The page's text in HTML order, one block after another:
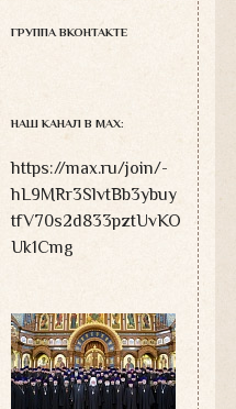
ГРУППА ВКОНТАКТЕ
НАШ КАНАЛ В MAX:
https://max.ru/join/-
hL9MRr3SlvtBb3ybuy
tfV70s2d833pztUvKO
Uk1Cmg